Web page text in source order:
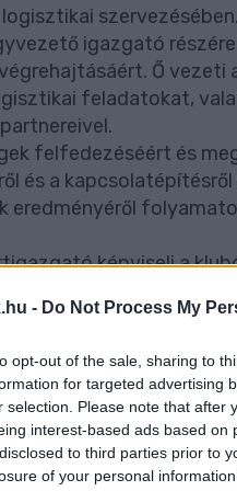
- Do Not Process My
opt-out of the sale, sharing to
for targeted advertising
selection. Please note that after
interest-based ads based
to third parties prior to
of your personal
szervezésében.
igazgató
Ő
feladatokat,
felfedezéséért és
és a kapcsolatépítésről
eredményéről
képviseli a
és
fogja betölteni.